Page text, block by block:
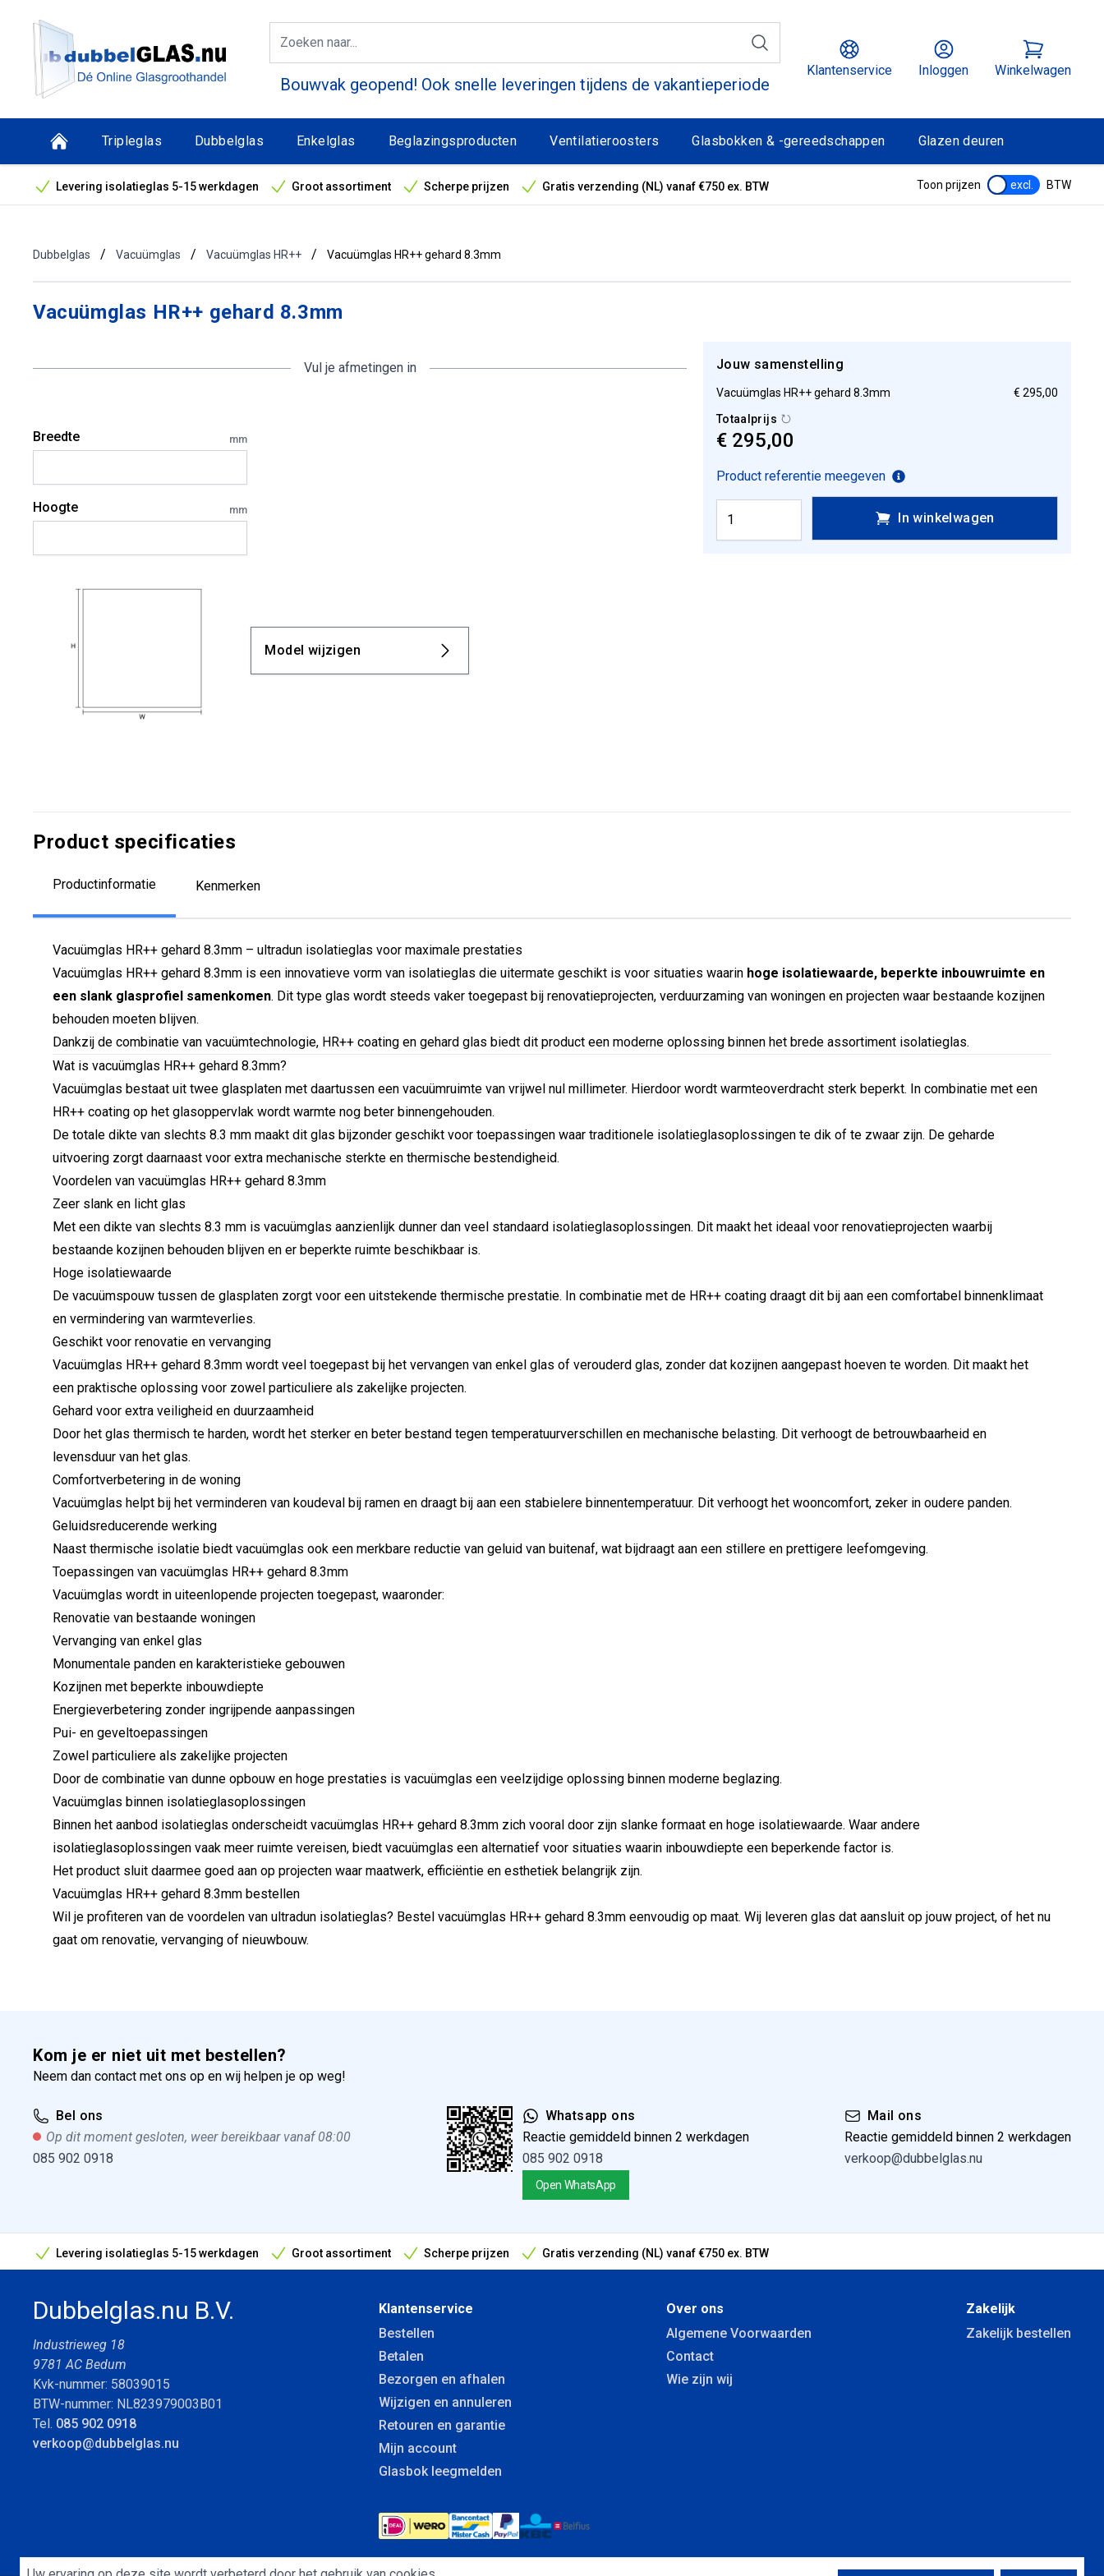
Bouwvak geopend! Ook snelle leveringen tijdens de vakantieperiode
Klantenservice Inloggen Winkelwagen
Tripleglas Dubbelglas Enkelglas Beglazingsproducten Ventilatieroosters Glasbokken & -gereedschappen Glazen deuren
Levering isolatieglas 5-15 werkdagen Groot assortiment Scherpe prijzen
Gratis verzending (NL) vanaf €750 ex. BTW
Bouwvak geopend! Óók snelle leveringen tijdens de vakantieperiode
Toon prijzen excl. BTW
Dubbelglas / Vacuümglas / Vacuümglas HR++ / Vacuümglas HR++ gehard 8.3mm
Vacuümglas HR++ gehard 8.3mm
Vul je afmetingen in
Breedte mm
Hoogte mm
Model wijzigen
Jouw samenstelling
Vacuümglas HR++ gehard 8.3mm
€ 295,00
Totaalprijs
€ 295,00
Product referentie meegeven
In winkelwagen
Product specificaties
Productinformatie Kenmerken
Vacuümglas HR++ gehard 8.3mm – ultradun isolatieglas voor maximale prestaties
Vacuümglas HR++ gehard 8.3mm is een innovatieve vorm van isolatieglas die uitermate geschikt is voor situaties waarin hoge isolatiewaarde, beperkte inbouwruimte en
een slank glasprofiel samenkomen. Dit type glas wordt steeds vaker toegepast bij renovatieprojecten, verduurzaming van woningen en projecten waar bestaande kozijnen
behouden moeten blijven.
Dankzij de combinatie van vacuümtechnologie, HR++ coating en gehard glas biedt dit product een moderne oplossing binnen het brede assortiment isolatieglas.
Wat is vacuümglas HR++ gehard 8.3mm?
Vacuümglas bestaat uit twee glasplaten met daartussen een vacuümruimte van vrijwel nul millimeter. Hierdoor wordt warmteoverdracht sterk beperkt. In combinatie met een
HR++ coating op het glasoppervlak wordt warmte nog beter binnengehouden.
De totale dikte van slechts 8.3 mm maakt dit glas bijzonder geschikt voor toepassingen waar traditionele isolatieglasoplossingen te dik of te zwaar zijn. De geharde
uitvoering zorgt daarnaast voor extra mechanische sterkte en thermische bestendigheid.
Voordelen van vacuümglas HR++ gehard 8.3mm
Zeer slank en licht glas
Met een dikte van slechts 8.3 mm is vacuümglas aanzienlijk dunner dan veel standaard isolatieglasoplossingen. Dit maakt het ideaal voor renovatieprojecten waarbij
bestaande kozijnen behouden blijven en er beperkte ruimte beschikbaar is.
Hoge isolatiewaarde
De vacuümspouw tussen de glasplaten zorgt voor een uitstekende thermische prestatie. In combinatie met de HR++ coating draagt dit bij aan een comfortabel binnenklimaat
en vermindering van warmteverlies.
Geschikt voor renovatie en vervanging
Vacuümglas HR++ gehard 8.3mm wordt veel toegepast bij het vervangen van enkel glas of verouderd glas, zonder dat kozijnen aangepast hoeven te worden. Dit maakt het
een praktische oplossing voor zowel particuliere als zakelijke projecten.
Gehard voor extra veiligheid en duurzaamheid
Door het glas thermisch te harden, wordt het sterker en beter bestand tegen temperatuurverschillen en mechanische belasting. Dit verhoogt de betrouwbaarheid en
levensduur van het glas.
Comfortverbetering in de woning
Vacuümglas helpt bij het verminderen van koudeval bij ramen en draagt bij aan een stabielere binnentemperatuur. Dit verhoogt het wooncomfort, zeker in oudere panden.
Geluidsreducerende werking
Naast thermische isolatie biedt vacuümglas ook een merkbare reductie van geluid van buitenaf, wat bijdraagt aan een stillere en prettigere leefomgeving.
Toepassingen van vacuümglas HR++ gehard 8.3mm
Vacuümglas wordt in uiteenlopende projecten toegepast, waaronder:
Renovatie van bestaande woningen
Vervanging van enkel glas
Monumentale panden en karakteristieke gebouwen
Kozijnen met beperkte inbouwdiepte
Energieverbetering zonder ingrijpende aanpassingen
Pui- en geveltoepassingen
Zowel particuliere als zakelijke projecten
Door de combinatie van dunne opbouw en hoge prestaties is vacuümglas een veelzijdige oplossing binnen moderne beglazing.
Vacuümglas binnen isolatieglasoplossingen
Binnen het aanbod isolatieglas onderscheidt vacuümglas HR++ gehard 8.3mm zich vooral door zijn slanke formaat en hoge isolatiewaarde. Waar andere
isolatieglasoplossingen vaak meer ruimte vereisen, biedt vacuümglas een alternatief voor situaties waarin inbouwdiepte een beperkende factor is.
Het product sluit daarmee goed aan op projecten waar maatwerk, efficiëntie en esthetiek belangrijk zijn.
Vacuümglas HR++ gehard 8.3mm bestellen
Wil je profiteren van de voordelen van ultradun isolatieglas? Bestel vacuümglas HR++ gehard 8.3mm eenvoudig op maat. Wij leveren glas dat aansluit op jouw project, of het nu
gaat om renovatie, vervanging of nieuwbouw.
Kom je er niet uit met bestellen?
Neem dan contact met ons op en wij helpen je op weg!
Bel ons
Op dit moment gesloten, weer bereikbaar vanaf 08:00
085 902 0918
Whatsapp ons
Reactie gemiddeld binnen 2 werkdagen
085 902 0918
Open WhatsApp
Mail ons
Reactie gemiddeld binnen 2 werkdagen
verkoop@dubbelglas.nu
Levering isolatieglas 5-15 werkdagen Groot assortiment Scherpe prijzen
Gratis verzending (NL) vanaf €750 ex. BTW
Bouwvak geopend! Óók snelle leveringen tijdens de vakantieperiode
Dubbelglas.nu B.V.
Industrieweg 18
9781 AC Bedum
Kvk-nummer: 58039015
BTW-nummer: NL823979003B01
Tel. 085 902 0918
verkoop@dubbelglas.nu
Klantenservice
Bestellen
Betalen
Bezorgen en afhalen
Wijzigen en annuleren
Retouren en garantie
Mijn account
Glasbok leegmelden
Over ons
Algemene Voorwaarden
Contact
Wie zijn wij
Zakelijk
Zakelijk bestellen